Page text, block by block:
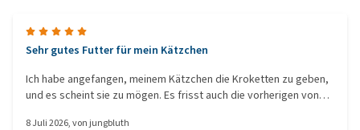
Sehr gutes Futter für mein Kätzchen
Ich habe angefangen, meinem Kätzchen die Kroketten zu geben,
und es scheint sie zu mögen. Es frisst auch die vorherigen von
8 Juli 2026, von jungbluth